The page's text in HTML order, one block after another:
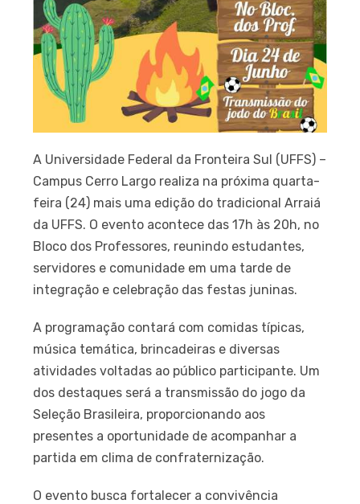
A Universidade Federal da Fronteira Sul (UFFS) –
Campus Cerro Largo realiza na próxima quarta-
feira (24) mais uma edição do tradicional Arraiá
da UFFS. O evento acontece das 17h às 20h, no
Bloco dos Professores, reunindo estudantes,
servidores e comunidade em uma tarde de
integração e celebração das festas juninas.
A programação contará com comidas típicas,
música temática, brincadeiras e diversas
atividades voltadas ao público participante. Um
dos destaques será a transmissão do jogo da
Seleção Brasileira, proporcionando aos
presentes a oportunidade de acompanhar a
partida em clima de confraternização.
O evento busca fortalecer a convivência